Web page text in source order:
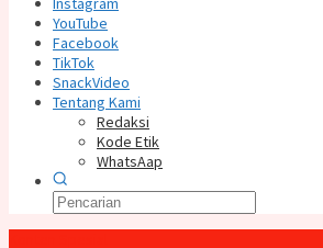
YouTube
Facebook
TikTok
SnackVideo
Tentang Kami
Redaksi
Kode Etik
WhatsAap